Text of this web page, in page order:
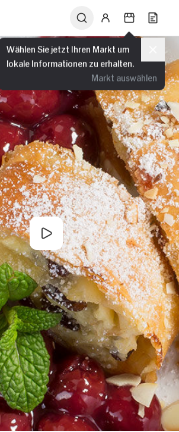
Wählen Sie jetzt Ihren Markt um
lokale Informationen zu erhalten.
Markt auswählen